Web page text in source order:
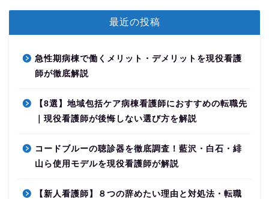
最近の投稿
急性期病棟で働くメリット・デメリットを現役看護
師が徹底解説
【8選】地域包括ケア病棟看護師におすすめの転職先
｜現役看護師が後悔しない選び方を解説
コードブルーの聴診器を徹底調査！藍沢・白石・緋
山ら使用モデルを現役看護師が解説
【新人看護師】８つの辞めたい理由と対処法・転職